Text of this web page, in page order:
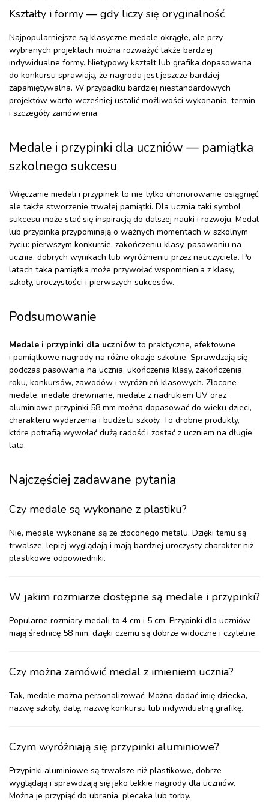
Kształty i formy — gdy liczy się oryginalność
Najpopularniejsze są klasyczne medale okrągłe, ale przy
wybranych projektach można rozważyć także bardziej
indywidualne formy. Nietypowy kształt lub grafika dopasowana
do konkursu sprawiają, że nagroda jest jeszcze bardziej
zapamiętywalna. W przypadku bardziej niestandardowych
projektów warto wcześniej ustalić możliwości wykonania, termin
i szczegóły zamówienia.
Medale i przypinki dla uczniów — pamiątka
szkolnego sukcesu
Wręczanie medali i przypinek to nie tylko uhonorowanie osiągnięć,
ale także stworzenie trwałej pamiątki. Dla ucznia taki symbol
sukcesu może stać się inspiracją do dalszej nauki i rozwoju. Medal
lub przypinka przypominają o ważnych momentach w szkolnym
życiu: pierwszym konkursie, zakończeniu klasy, pasowaniu na
ucznia, dobrych wynikach lub wyróżnieniu przez nauczyciela. Po
latach taka pamiątka może przywołać wspomnienia z klasy,
szkoły, uroczystości i pierwszych sukcesów.
Podsumowanie
Medale i przypinki dla uczniów to praktyczne, efektowne
i pamiątkowe nagrody na różne okazje szkolne. Sprawdzają się
podczas pasowania na ucznia, ukończenia klasy, zakończenia
roku, konkursów, zawodów i wyróżnień klasowych. Złocone
medale, medale drewniane, medale z nadrukiem UV oraz
aluminiowe przypinki 58 mm można dopasować do wieku dzieci,
charakteru wydarzenia i budżetu szkoły. To drobne produkty,
które potrafią wywołać dużą radość i zostać z uczniem na długie
lata.
Najczęściej zadawane pytania
Czy medale są wykonane z plastiku?
Nie, medale wykonane są ze złoconego metalu. Dzięki temu są
trwalsze, lepiej wyglądają i mają bardziej uroczysty charakter niż
plastikowe odpowiedniki.
W jakim rozmiarze dostępne są medale i przypinki?
Popularne rozmiary medali to 4 cm i 5 cm. Przypinki dla uczniów
mają średnicę 58 mm, dzięki czemu są dobrze widoczne i czytelne.
Czy można zamówić medal z imieniem ucznia?
Tak, medale można personalizować. Można dodać imię dziecka,
nazwę szkoły, datę, nazwę konkursu lub indywidualną grafikę.
Czym wyróżniają się przypinki aluminiowe?
Przypinki aluminiowe są trwalsze niż plastikowe, dobrze
wyglądają i sprawdzają się jako lekkie nagrody dla uczniów.
Można je przypiąć do ubrania, plecaka lub torby.